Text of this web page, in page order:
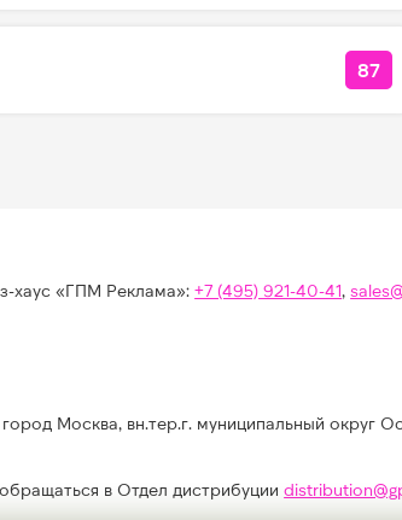
87
хаус «ГПМ Реклама»:+7 (495) 921-40-41,
Москва, вн.тер.г. муниципальный округ
в Отдел дистрибуции